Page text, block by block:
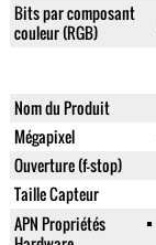
Bits par composant
couleur (RGB)
Nom du Produit
Mégapixel
Ouverture (f-stop)
Taille Capteur
APN Propriétés